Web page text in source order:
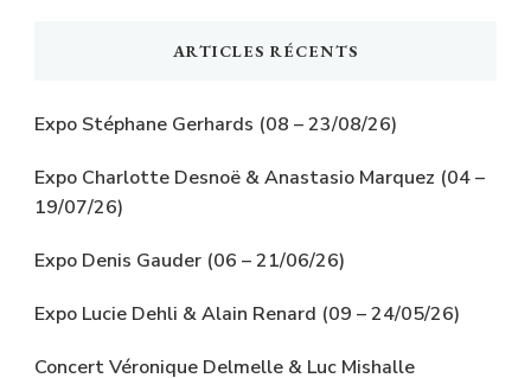
ARTICLES RÉCENTS
Expo Stéphane Gerhards (08 – 23/08/26)
Expo Charlotte Desnoë & Anastasio Marquez (04 –
19/07/26)
Expo Denis Gauder (06 – 21/06/26)
Expo Lucie Dehli & Alain Renard (09 – 24/05/26)
Concert Véronique Delmelle & Luc Mishalle